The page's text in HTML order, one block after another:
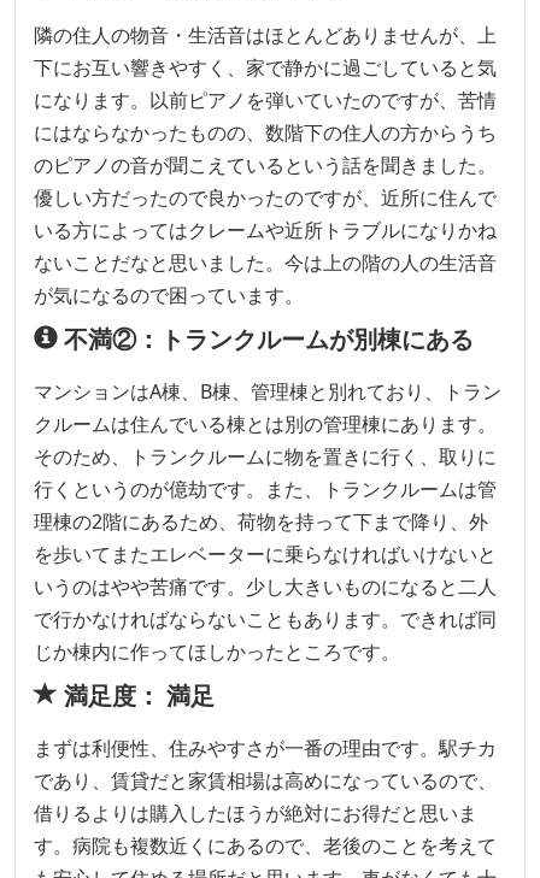
隣の住人の物音・生活音はほとんどありませんが、上
下にお互い響きやすく、家で静かに過ごしていると気
になります。以前ピアノを弾いていたのですが、苦情
にはならなかったものの、数階下の住人の方からうち
のピアノの音が聞こえているという話を聞きました。
優しい方だったので良かったのですが、近所に住んで
いる方によってはクレームや近所トラブルになりかね
ないことだなと思いました。今は上の階の人の生活音
が気になるので困っています。
不満②：トランクルームが別棟にある
マンションはA棟、B棟、管理棟と別れており、トラン
クルームは住んでいる棟とは別の管理棟にあります。
そのため、トランクルームに物を置きに行く、取りに
行くというのが億劫です。また、トランクルームは管
理棟の2階にあるため、荷物を持って下まで降り、外
を歩いてまたエレベーターに乗らなければいけないと
いうのはやや苦痛です。少し大きいものになると二人
で行かなければならないこともあります。できれば同
じか棟内に作ってほしかったところです。
満足度： 満足
まずは利便性、住みやすさが一番の理由です。駅チカ
であり、賃貸だと家賃相場は高めになっているので、
借りるよりは購入したほうが絶対にお得だと思いま
す。病院も複数近くにあるので、老後のことを考えて